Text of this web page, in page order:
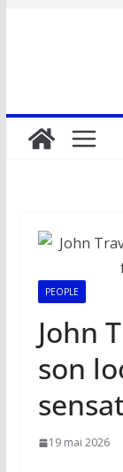
PEOPLE
John
son
19 mai 2026